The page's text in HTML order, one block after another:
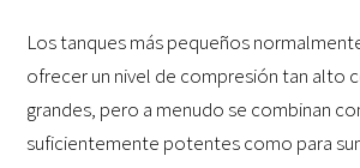
Los tanques más pequeños
ofrecer un nivel de compresión tan alto
grandes, pero a menudo se combinan
suficientemente potentes como para